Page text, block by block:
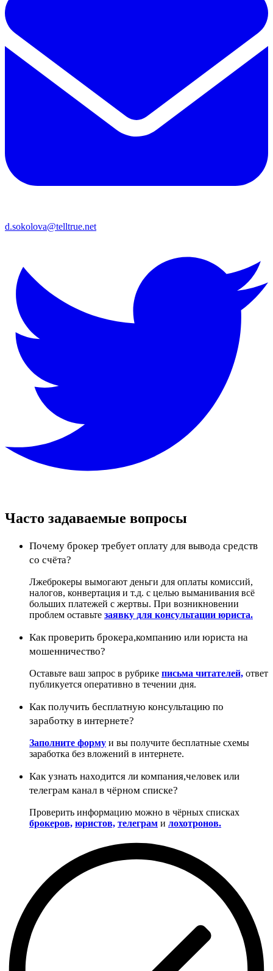
d.sokolova@telltrue.net
Часто задаваемые вопросы
Почему брокер требует оплату для вывода средств
со счёта?
Лжеброкеры вымогают деньги для оплаты комиссий,
налогов, конвертация и т.д. с целью выманивания всё
больших платежей с жертвы. При возникновении
проблем оставьте заявку для консультации юриста.
Как проверить брокера,компанию или юриста на
мошенничество?
Оставьте ваш запрос в рубрике письма читателей, ответ
публикуется оперативно в течении дня.
Как получить бесплатную консультацию по
заработку в интернете?
Заполните форму и вы получите бесплатные схемы
заработка без вложений в интернете.
Как узнать находится ли компания,человек или
телеграм канал в чёрном списке?
Проверить информацию можно в чёрных списках
брокеров, юристов, телеграм и лохотронов.